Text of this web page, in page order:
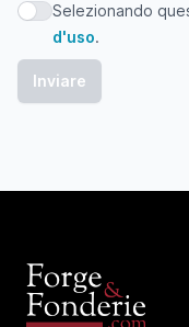
Selezionando
Selezionando
d'uso.